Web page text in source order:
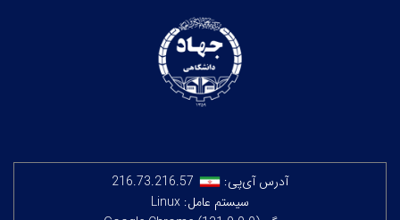
آدرس آی‌پی:
216.73.216.57
سیستم عامل: Linux